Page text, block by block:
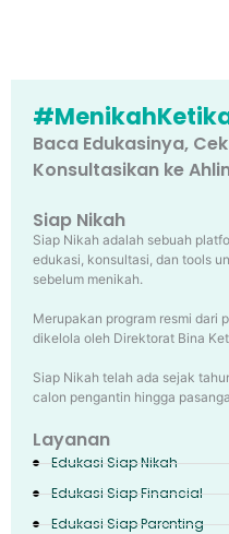
Baca Edukasinya,
Konsultasikan ke
Siap Nikah
Siap Nikah adalah sebuah
edukasi, konsultasi, dan tools
sebelum menikah.
Merupakan program resmi dari
dikelola oleh Direktorat Bina
Siap Nikah telah ada sejak
calon pengantin hingga
Layanan
Edukasi Siap Nikah
Edukasi Siap Financial
Edukasi Siap Parenting